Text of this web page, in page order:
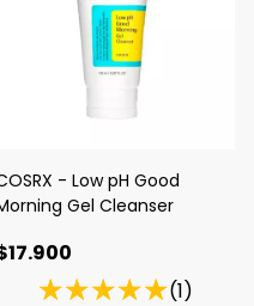
- Low pH Good
Gel Cleanser
(1)